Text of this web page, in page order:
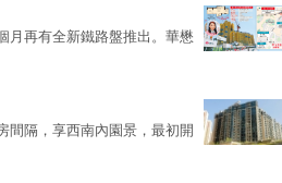
月再有全新鐵路盤推出。華懋
間隔，享西南內園景，最初開